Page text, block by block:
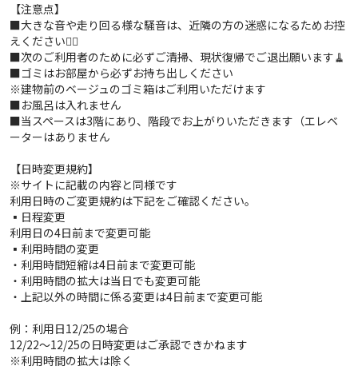
【注意点】
■大きな音や走り回る様な騒音は、近隣の方の迷惑になるためお控
えください🙇‍♂️
■次のご利用者のために必ずご清掃、現状復帰でご退出願います🧹
■ゴミはお部屋から必ずお持ち出しください
※建物前のベージュのゴミ箱はご利用いただけます
■お風呂は入れません
■当スペースは3階にあり、階段でお上がりいただきます（エレベ
ーターはありません
【日時変更規約】
※サイトに記載の内容と同様です
利用日時のご変更規約は下記をご確認ください。
▪️日程変更
利用日の4日前まで変更可能
▪️利用時間の変更
・利用時間短縮は4日前まで変更可能
・利用時間の拡大は当日でも変更可能
・上記以外の時間に係る変更は4日前まで変更可能
例：利用日12/25の場合
12/22〜12/25の日時変更はご承認できかねます
※利用時間の拡大は除く